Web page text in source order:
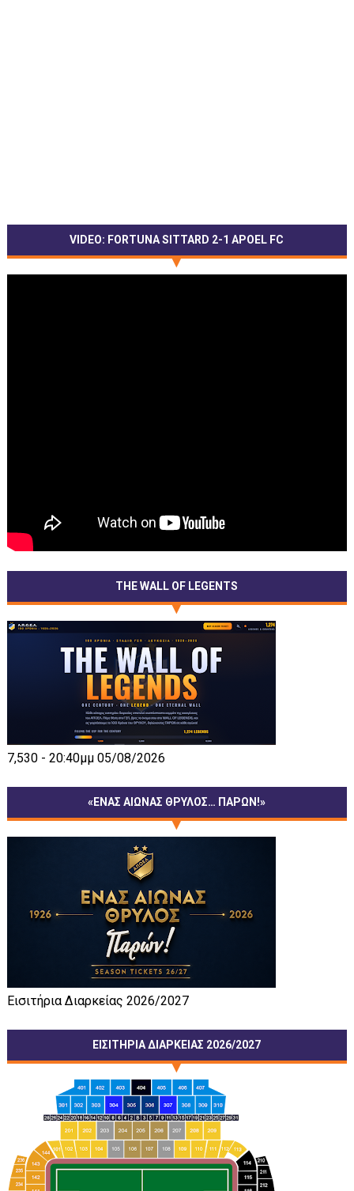
VIDEO: FORTUNA SITTARD 2-1 APOEL FC
THE WALL OF LEGENTS
7,530 - 20:40μμ 05/08/2026
«ΕΝΑΣ ΑΙΩΝΑΣ ΘΡΥΛΟΣ… ΠΑΡΩΝ!»
Εισιτήρια Διαρκείας 2026/2027
ΕΙΣΙΤΗΡΙΑ ΔΙΑΡΚΕΙΑΣ 2026/2027